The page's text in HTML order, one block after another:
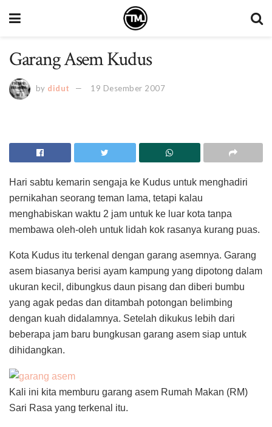
Garang Asem Kudus
by didut 19 Desember 2007
Hari sabtu kemarin sengaja ke Kudus untuk menghadiri
pernikahan seorang teman lama, tetapi kalau
menghabiskan waktu 2 jam untuk ke luar kota tanpa
membawa oleh-oleh untuk lidah kok rasanya kurang puas.
Kota Kudus itu terkenal dengan garang asemnya. Garang
asem biasanya berisi ayam kampung yang dipotong dalam
ukuran kecil, dibungkus daun pisang dan diberi bumbu
yang agak pedas dan ditambah potongan belimbing
dengan kuah didalamnya. Setelah dikukus lebih dari
beberapa jam baru bungkusan garang asem siap untuk
dihidangkan.
Kali ini kita memburu garang asem Rumah Makan (RM)
Sari Rasa yang terkenal itu.